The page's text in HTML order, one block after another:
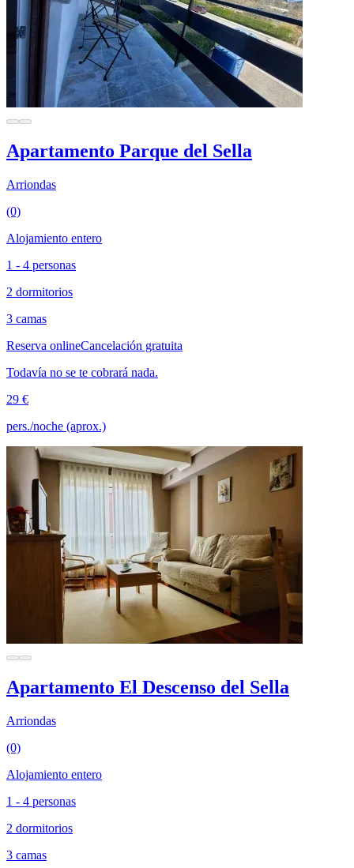
Apartamento Parque del Sella
Arriondas
(0)
Alojamiento entero
1 - 4 personas
2 dormitorios
3 camas
Reserva onlineCancelación gratuita
Todavía no se te cobrará nada.
29 €
pers./noche (aprox.)
Apartamento El Descenso del Sella
Arriondas
(0)
Alojamiento entero
1 - 4 personas
2 dormitorios
3 camas